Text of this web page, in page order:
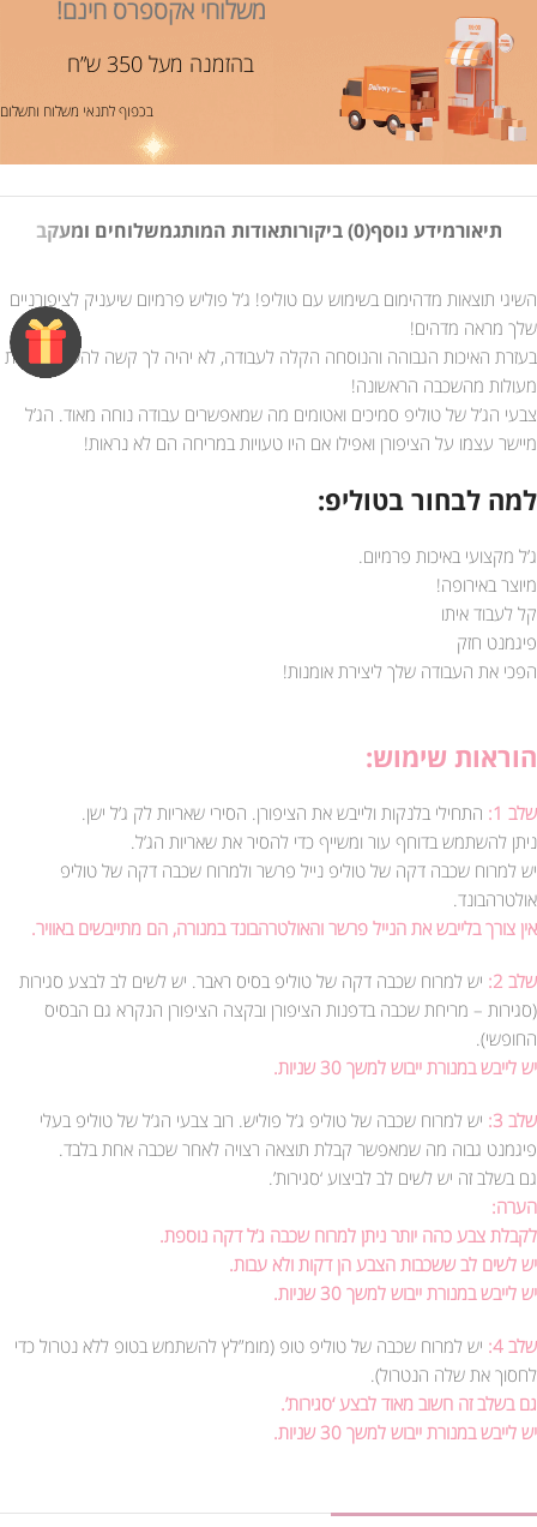
משלוחי אקספרס חינם!
בהזמנה מעל 350 ש”ח
בכפוף לתנאי משלוח ותשלום
תיאורמידע נוסף(0) ביקורות אודות המותגמשלוחים ומעקב
השיגי תוצאות מדהימום בשימוש עם טוליפ! ג’ל פוליש פרמיום שיעניק לציפורניים
שלך מראה מדהים!
בעזרת האיכות הגבוהה והנוסחה הקלה לעבודה, לא יהיה לך קשה להשיג תוצאות
מעולות מהשכבה הראשונה!
צבעי הג’ל של טוליפ סמיכים ואטומים מה שמאפשרים עבודה נוחה מאוד. הג’ל
מיישר עצמו על הציפורן ואפילו אם היו טעויות במריחה הם לא נראות!
למה לבחור בטוליפ:
ג’ל מקצועי באיכות פרמיום.
מיוצר באירופה!
קל לעבוד איתו
פיגמנט חזק
הפכי את העבודה שלך ליצירת אומנות!
הוראות שימוש:
שלב 1:
התחילי בלנקות ולייבש את הציפורן. הסירי שאריות לק ג’ל ישן.
ניתן להשתמש בדוחף עור ומשייף כדי להסיר את שאריות הג’ל.
יש למרוח שכבה דקה של טוליפ נייל פרשר ולמרוח שכבה דקה של טוליפ
אולטרהבונד.
אין צורך בלייבש את הנייל פרשר והאולטרהבונד במנורה, הם מתייבשים באוויר.
שלב 2:
יש למרוח שכבה דקה של טוליפ בסיס ראבר. יש לשים לב לבצע סגירות
(סגירות – מריחת שכבה בדפנות הציפורן ובקצה הציפורן הנקרא גם הבסיס
החופשי).
יש לייבש במנורת ייבוש למשך 30 שניות.
שלב 3:
יש למרוח שכבה של טוליפ ג’ל פוליש. רוב צבעי הג’ל של טוליפ בעלי
פיגמנט גבוה מה שמאפשר קבלת תוצאה רצויה לאחר שכבה אחת בלבד.
גם בשלב זה יש לשים לב לביצוע ‘סגירות’.
הערה:
לקבלת צבע כהה יותר ניתן למרוח שכבה ג’ל דקה נוספת.
יש לשים לב ששכבות הצבע הן דקות ולא עבות.
יש לייבש במנורת ייבוש למשך 30 שניות.
שלב 4:
יש למרוח שכבה של טוליפ טופ (מומ”לץ להשתמש בטופ ללא נטרול כדי
לחסוך את שלה הנטרול).
גם בשלב זה חשוב מאוד לבצע ‘סגירות’.
יש לייבש במנורת ייבוש למשך 30 שניות.